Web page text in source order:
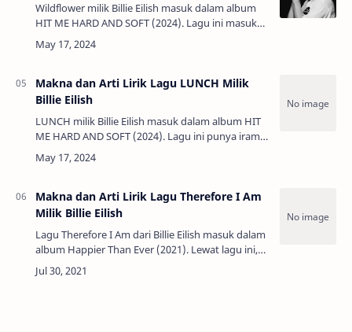
Wildflower milik Billie Eilish masuk dalam album
HIT ME HARD AND SOFT (2024). Lagu ini masuk
dalam daftar nominasi untuk beberapa kategori
paling bergengsi di Grammy Award…
Makna dan Arti Lirik Lagu LUNCH Milik
Billie Eilish
LUNCH milik Billie Eilish masuk dalam album HIT
ME HARD AND SOFT (2024). Lagu ini punya irama
yang terkesan nakal, sensual, dan sangat catchy,
sehingga mudah untuk menarik perhatia…
Makna dan Arti Lirik Lagu Therefore I Am
Milik Billie Eilish
Lagu Therefore I Am dari Billie Eilish masuk dalam
album Happier Than Ever (2021). Lewat lagu ini,
Billie ingin menyampaikan pesan tentang para
ppembencinya yang arogan. Berikut me…